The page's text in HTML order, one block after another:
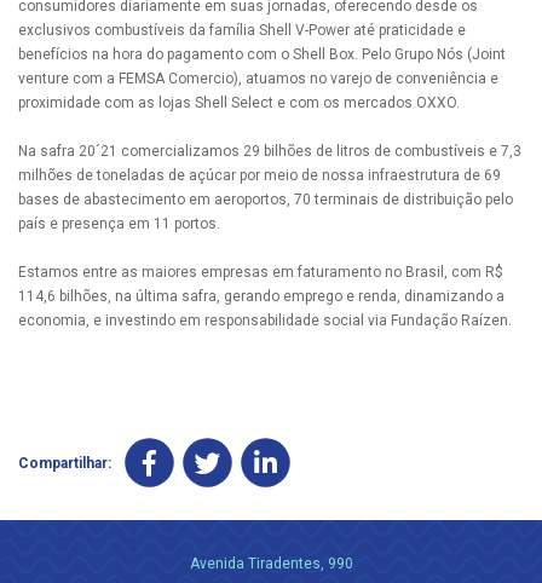
consumidores diariamente em suas jornadas, oferecendo desde os
exclusivos combustíveis da família Shell V-Power até praticidade e
benefícios na hora do pagamento com o Shell Box. Pelo Grupo Nós (Joint
venture com a FEMSA Comercio), atuamos no varejo de conveniência e
proximidade com as lojas Shell Select e com os mercados OXXO.
Na safra 20´21 comercializamos 29 bilhões de litros de combustíveis e 7,3
milhões de toneladas de açúcar por meio de nossa infraestrutura de 69
bases de abastecimento em aeroportos, 70 terminais de distribuição pelo
país e presença em 11 portos.
Estamos entre as maiores empresas em faturamento no Brasil, com R$
114,6 bilhões, na última safra, gerando emprego e renda, dinamizando a
economia, e investindo em responsabilidade social via Fundação Raízen.
Compartilhar:
Avenida Tiradentes, 990